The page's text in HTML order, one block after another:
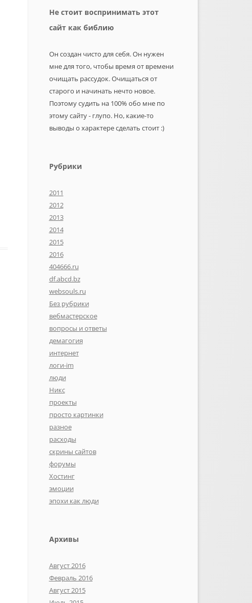
Не стоит воспринимать этот
сайт как библию
Он создан чисто для себя. Он нужен
мне для того, чтобы время от времени
очищать рассудок. Очищаться от
старого и начинать нечто новое.
Поэтому судить на 100% обо мне по
этому сайту - глупо. Но, какие-то
выводы о характере сделать стоит :)
Рубрики
2011
2012
2013
2014
2015
2016
404666.ru
df.abcd.bz
websouls.ru
Без рубрики
вебмастерское
вопросы и ответы
демагогия
интернет
логи-im
люди
Никс
проекты
просто картинки
разное
расходы
скрины сайтов
форумы
Хостинг
эмоции
эпохи как люди
Архивы
Август 2016
Февраль 2016
Август 2015